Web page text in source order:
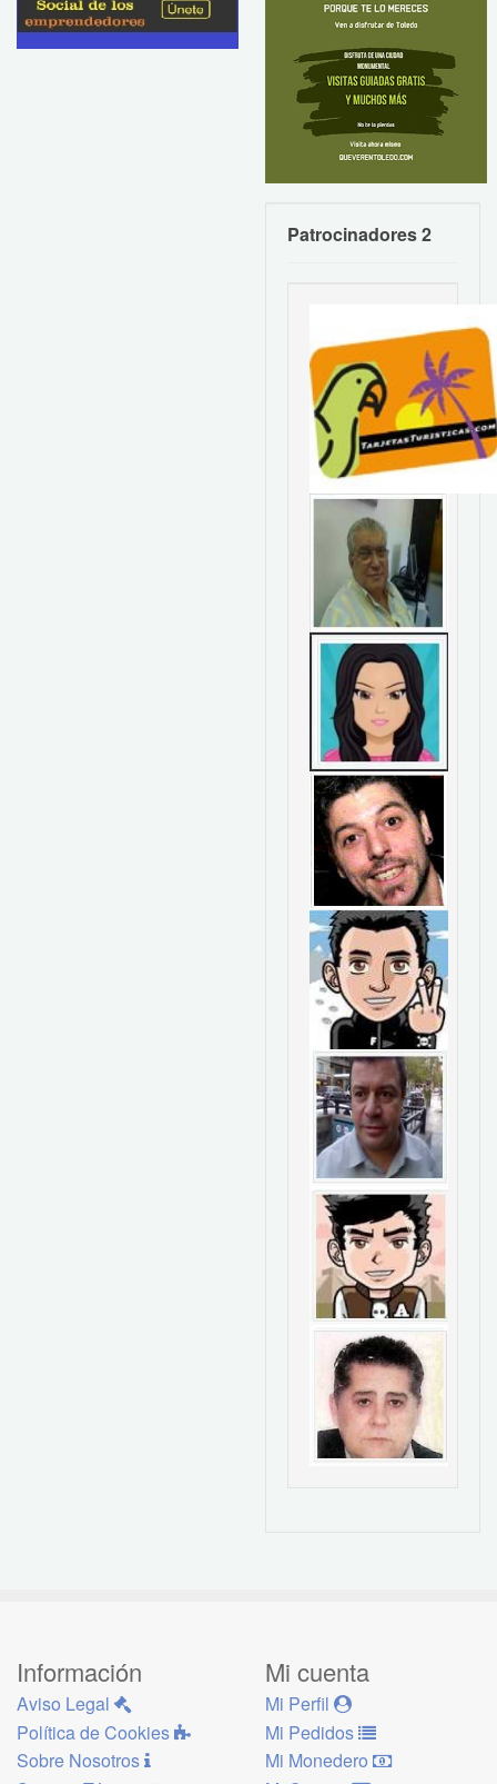
Patrocinadores 2
Información
Aviso Legal
Política de Cookies
Sobre Nosotros
Mi cuenta
Mi Perfil
Mi Pedidos
Mi Monedero